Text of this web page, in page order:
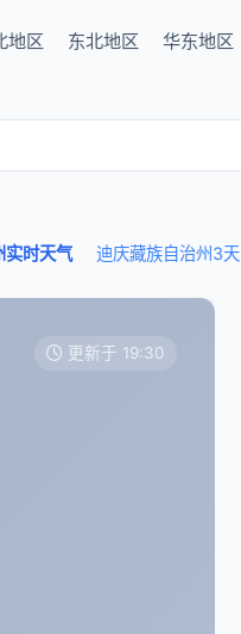
地区 东北地区 华东地区
实时天气 迪庆藏族自治州3天
更新于 19:30